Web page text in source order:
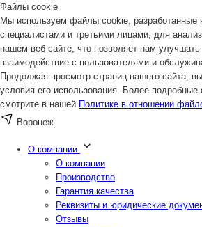
Файлы cookie
Мы используем файлы cookie, разработанные
специалистами и третьими лицами, для
нашем веб-сайте, что позволяет нам улучшать
взаимодействие с пользователями и
Продолжая просмотр страниц нашего сайта,
условия его использования. Более подробные
смотрите в нашей Политике в отношении
Воронеж
О компании
О компании
Производство
Гарантия качества
Реквизиты и юридические
Отзывы